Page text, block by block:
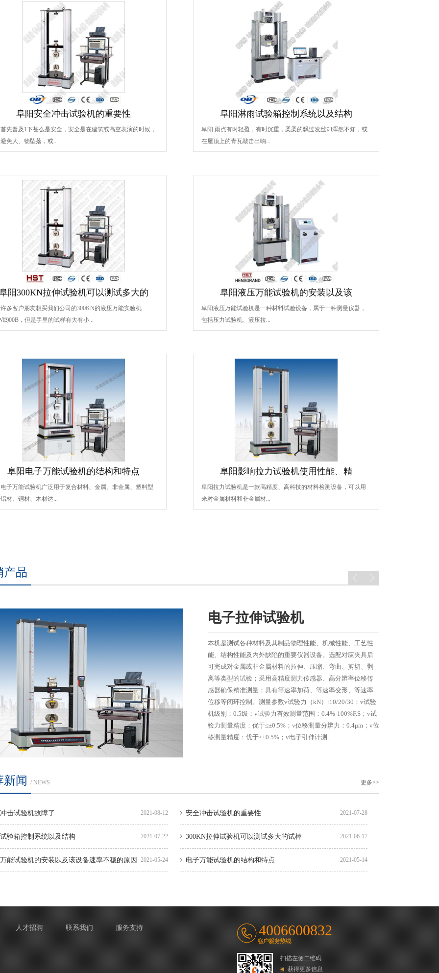
阜阳安全冲击试验机的重要性
先普及1下甚么是安全，安全是在建筑或高空表演的时候，
免人、物坠落，或...
阜阳淋雨试验箱控制系统以及结构
阜阳 雨点有时轻盈，有时沉重，柔柔的飘过发丝却浑然不知，或
在屋顶上的青瓦敲击出响...
阳300KN拉伸试验机可以测试多大的
多客户朋友想买我们公司的300KN的液压万能实验机
，但是手里的试样有大有小...
阜阳液压万能试验机的安装以及该
阜阳液压万能试验机是一种材料试验设备，属于一种测量仪器，
包括压力试验机、液压拉...
阜阳电子万能试验机的结构和特点
子万能试验机广泛用于复合材料、金属、非金属、塑料型
材、铜材、木材达...
阜阳影响拉力试验机使用性能、精
阜阳拉力试验机是一款高精度、高科技的材料检测设备，可以用
来对金属材料和非金属材...
产品
电子拉伸试验机
本机是测试各种材料及其制品物理性能、机械性能、工艺性
能、结构性能及内外缺陷的重要仪器设备。选配对应夹具后
可完成对金属或非金属材料的拉伸、压缩、弯曲、剪切、剥
离等类型的试验；采用高精度测力传感器、高分辨率位移传
感器确保精准测量；具有等速率加荷、等速率变形、等速率
位移等闭环控制。测量参数v试验力（kN）:10/20/30；v试验
机级别：0.5级；v试验力有效测量范围：0.4%-100%F.S；v试
验力测量精度：优于≤±0.5%；v位移测量分辨力：0.4μm；v位
移测量精度：优于≤±0.5%；v电子引伸计测...
新闻 / NEWS 更多>>
2021-08-12
击试验机故障了 2021-07-28
安全冲击试验机的重要性
2021-07-22
验箱控制系统以及结构 2021-06-17
300KN拉伸试验机可以测试多大的试棒
2021-05-24
能试验机的安装以及该设备速率不稳的原因 2021-05-14
电子万能试验机的结构和特点
人才招聘 联系我们 服务支持 4006600832
扫描左侧二维码
获得更多信息